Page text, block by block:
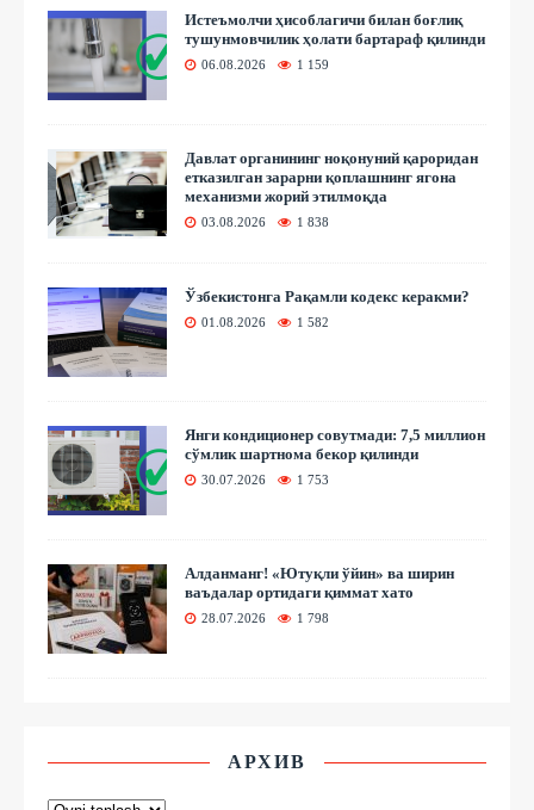
Истеъмолчи ҳисоблагичи билан боғлиқ
тушунмовчилик ҳолати бартараф қилинди
06.08.2026 1 159
Давлат органининг ноқонуний қароридан
етказилган зарарни қоплашнинг ягона
механизми жорий этилмоқда
03.08.2026 1 838
Ўзбекистонга Рақамли кодекс керакми?
01.08.2026 1 582
Янги кондиционер совутмади: 7,5 миллион
сўмлик шартнома бекор қилинди
30.07.2026 1 753
Алданманг! «Ютуқли ўйин» ва ширин
ваъдалар ортидаги қиммат хато
28.07.2026 1 798
АРХИВ